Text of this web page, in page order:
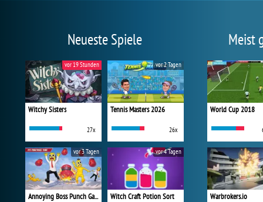
Neueste Spiele
Witchy Sisters
27x
vor 19 Stunden
Tennis Masters 2026
26x
vor 2 Tagen
Annoying Boss Punch Game
vor 3 Tagen
Witch Craft Potion Sort
vor 4 Tagen
Meist
World Cup 2018
Warbrokers.io